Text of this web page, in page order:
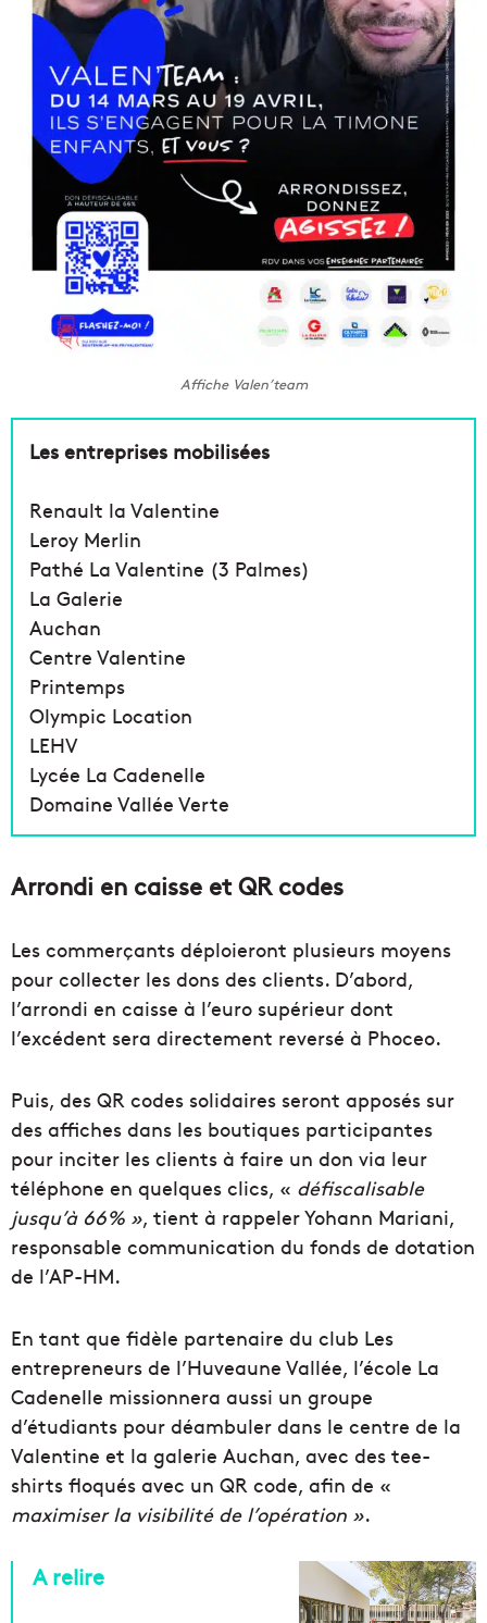
Affiche Valen’team
Les entreprises mobilisées
Renault la Valentine
Leroy Merlin
Pathé La Valentine (3 Palmes)
La Galerie
Auchan
Centre Valentine
Printemps
Olympic Location
LEHV
Lycée La Cadenelle
Domaine Vallée Verte
Arrondi en caisse et QR codes
Les commerçants déploieront plusieurs moyens
pour collecter les dons des clients. D’abord,
l’arrondi en caisse à l’euro supérieur dont
l’excédent sera directement reversé à Phoceo.
Puis, des QR codes solidaires seront apposés sur
des affiches dans les boutiques participantes
pour inciter les clients à faire un don via leur
téléphone en quelques clics, « défiscalisable
jusqu’à 66% », tient à rappeler Yohann Mariani,
responsable communication du fonds de dotation
de l’AP-HM.
En tant que fidèle partenaire du club Les
entrepreneurs de l’Huveaune Vallée, l’école La
Cadenelle missionnera aussi un groupe
d’étudiants pour déambuler dans le centre de la
Valentine et la galerie Auchan, avec des tee-
shirts floqués avec un QR code, afin de «
maximiser la visibilité de l’opération ».
A relire